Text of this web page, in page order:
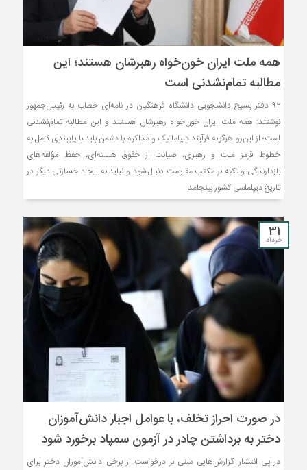
همه ملت ایران خون‌خواه رهبرشان هستند؛ این
مطالبه تمام‌نشدنی است
۹۲ دفتر بسیج دانشجویی دانشگاه فرهنگیان در نامه‌ای خطاب به رئیس‌جمهور
نوشتند: همه ملت ایران خون‌خواه رهبرشان هستند و این مطالبه تمام‌نشدنی
است؛ از این‌رو هرگونه فرآیند دیپلماتیک و مذاکره با دشمن باید با پایبندی کامل به
خطوط قرمز ملت و رهبری، صیانت از حقوق هسته‌ای، حفظ مؤلفه‌های
بازدارندگی و تکیه بر مکتب مقاومت دنبال شود و نباید به ایجاد خسارتی دیگر در
تاریخ دیپلماسی کشور بینجامد.
31
خرداد
در صورت احراز تخلف، با عوامل اجبار دانش‌آموزان
دختر به برداشتن چادر در آزمون سمپاد برخورد شود
در پی انتشار گزارش‌هایی مبنی بر درخواست از برخی دانش‌آموزان دختر برای